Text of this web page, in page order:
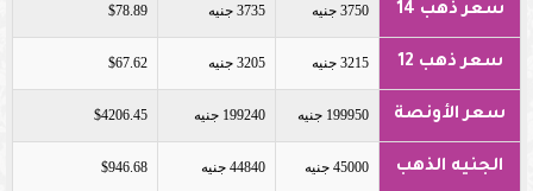
سعر ذهب 14 3750 جنيه 3735 جنيه $78.89
سعر ذهب 12 3215 جنيه 3205 جنيه $67.62
سعر الأونصة 199950 جنيه 199240 جنيه $4206.45
الجنيه الذهب 45000 جنيه 44840 جنيه $946.68